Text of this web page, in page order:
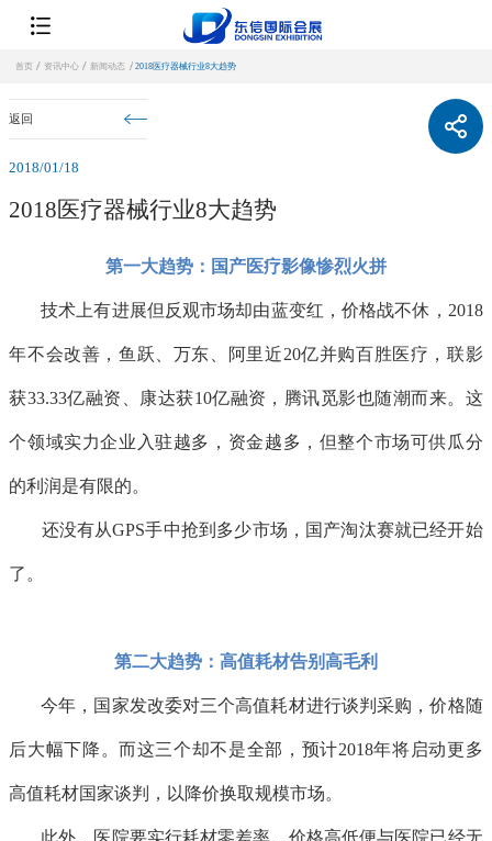
首页 资讯中心 新闻动态 2018医疗器械行业8大趋势
返回
2018/01/18
2018医疗器械行业8大趋势
第一大趋势：国产医疗影像惨烈火拼
技术上有进展但反观市场却由蓝变红，价格战不休，2018
年不会改善，鱼跃、万东、阿里近20亿并购百胜医疗，联影
获33.33亿融资、康达获10亿融资，腾讯觅影也随潮而来。这
个领域实力企业入驻越多，资金越多，但整个市场可供瓜分
的利润是有限的。
还没有从GPS手中抢到多少市场，国产淘汰赛就已经开始
了。
第二大趋势：高值耗材告别高毛利
今年，国家发改委对三个高值耗材进行谈判采购，价格随
后大幅下降。而这三个却不是全部，预计2018年将启动更多
高值耗材国家谈判，以降价换取规模市场。
此外，医院要实行耗材零差率。价格高低便与医院已经无